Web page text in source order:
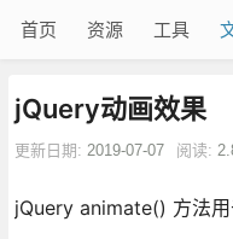
首页 资源 工具
jQuery动画效果
更新日期: 2019-07-07 阅读:
jQuery animate() 方法用